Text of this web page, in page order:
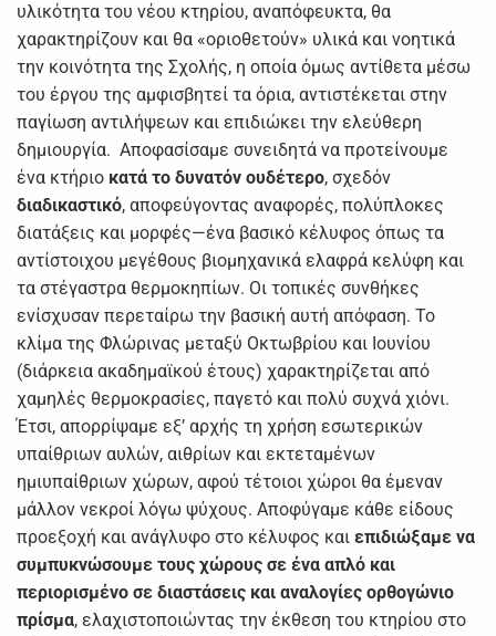
υλικότητα του νέου κτηρίου, αναπόφευκτα, θα
χαρακτηρίζουν και θα «οριοθετούν» υλικά και νοητικά
την κοινότητα της Σχολής, η οποία όμως αντίθετα μέσω
του έργου της αμφισβητεί τα όρια, αντιστέκεται στην
παγίωση αντιλήψεων και επιδιώκει την ελεύθερη
δημιουργία. Αποφασίσαμε συνειδητά να προτείνουμε
ένα κτήριο κατά το δυνατόν ουδέτερο, σχεδόν
διαδικαστικό, αποφεύγοντας αναφορές, πολύπλοκες
διατάξεις και μορφές—ένα βασικό κέλυφος όπως τα
αντίστοιχου μεγέθους βιομηχανικά ελαφρά κελύφη και
τα στέγαστρα θερμοκηπίων. Οι τοπικές συνθήκες
ενίσχυσαν περεταίρω την βασική αυτή απόφαση. Το
κλίμα της Φλώρινας μεταξύ Οκτωβρίου και Ιουνίου
(διάρκεια ακαδημαϊκού έτους) χαρακτηρίζεται από
χαμηλές θερμοκρασίες, παγετό και πολύ συχνά χιόνι.
Έτσι, απορρίψαμε εξ’ αρχής τη χρήση εσωτερικών
υπαίθριων αυλών, αιθρίων και εκτεταμένων
ημιυπαίθριων χώρων, αφού τέτοιοι χώροι θα έμεναν
μάλλον νεκροί λόγω ψύχους. Αποφύγαμε κάθε είδους
προεξοχή και ανάγλυφο στο κέλυφος και επιδιώξαμε να
συμπυκνώσουμε τους χώρους σε ένα απλό και
περιορισμένο σε διαστάσεις και αναλογίες ορθογώνιο
πρίσμα, ελαχιστοποιώντας την έκθεση του κτηρίου στο